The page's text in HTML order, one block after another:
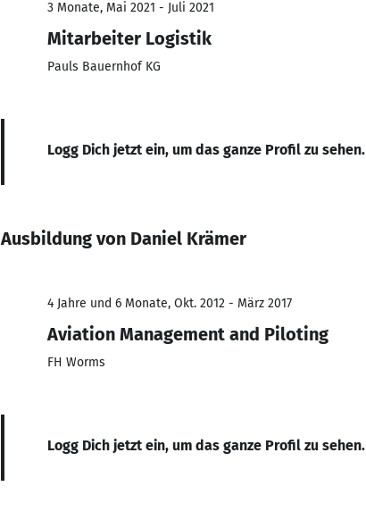
3 Monate, Mai 2021 - Juli 2021
Mitarbeiter Logistik
Pauls Bauernhof KG
Logg Dich jetzt ein, um das ganze Profil zu sehen.
Ausbildung von Daniel Krämer
4 Jahre und 6 Monate, Okt. 2012 - März 2017
Aviation Management and Piloting
FH Worms
Logg Dich jetzt ein, um das ganze Profil zu sehen.